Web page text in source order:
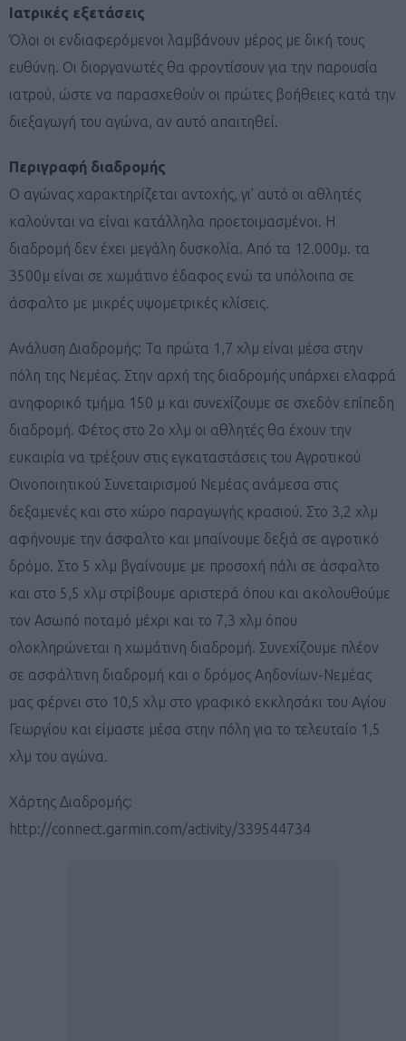
Ιατρικές εξετάσεις
Όλοι οι ενδιαφερόμενοι λαμβάνουν μέρος με δική τους
ευθύνη. Οι διοργανωτές θα φροντίσουν για την παρουσία
ιατρού, ώστε να παρασχεθούν οι πρώτες βοήθειες κατά την
διεξαγωγή του αγώνα, αν αυτό απαιτηθεί.
Περιγραφή διαδρομής
Ο αγώνας χαρακτηρίζεται αντοχής, γι’ αυτό οι αθλητές
καλούνται να είναι κατάλληλα προετοιμασμένοι. Η
διαδρομή δεν έχει μεγάλη δυσκολία. Από τα 12.000μ. τα
3500μ είναι σε χωμάτινο έδαφος ενώ τα υπόλοιπα σε
άσφαλτο με μικρές υψομετρικές κλίσεις.
Ανάλυση Διαδρομής: Τα πρώτα 1,7 χλμ είναι μέσα στην
πόλη της Νεμέας. Στην αρχή της διαδρομής υπάρχει ελαφρά
ανηφορικό τμήμα 150 μ και συνεχίζουμε σε σχεδόν επίπεδη
διαδρομή. Φέτος στο 2ο χλμ οι αθλητές θα έχουν την
ευκαιρία να τρέξουν στις εγκαταστάσεις του Αγροτικού
Οινοποιητικού Συνεταιρισμού Νεμέας ανάμεσα στις
δεξαμενές και στο χώρο παραγωγής κρασιού. Στο 3,2 χλμ
αφήνουμε την άσφαλτο και μπαίνουμε δεξιά σε αγροτικό
δρόμο. Στο 5 χλμ βγαίνουμε με προσοχή πάλι σε άσφαλτο
και στο 5,5 χλμ στρίβουμε αριστερά όπου και ακολουθούμε
τον Ασωπό ποταμό μέχρι και το 7,3 χλμ όπου
ολοκληρώνεται η χωμάτινη διαδρομή. Συνεχίζουμε πλέον
σε ασφάλτινη διαδρομή και ο δρόμος Αηδονίων-Νεμέας
μας φέρνει στο 10,5 χλμ στο γραφικό εκκλησάκι του Αγίου
Γεωργίου και είμαστε μέσα στην πόλη για το τελευταίο 1,5
χλμ του αγώνα.
Χάρτης Διαδρομής:
http://connect.garmin.com/activity/339544734